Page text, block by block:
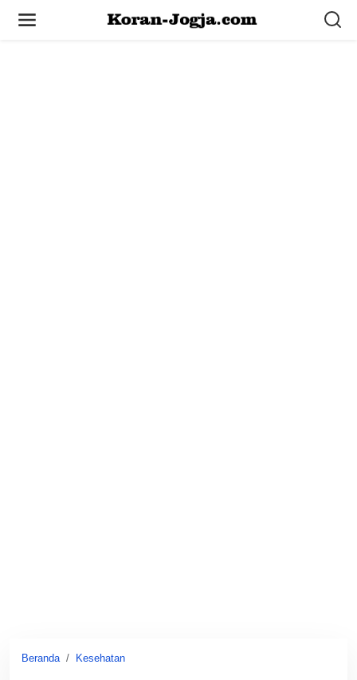
Beranda Kesehatan